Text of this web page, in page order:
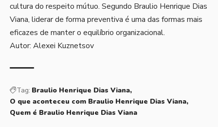
cultura do respeito mútuo. Segundo Braulio Henrique Dias
Viana, liderar de forma preventiva é uma das formas mais
eficazes de manter o equilíbrio organizacional.
Autor: Alexei Kuznetsov
Tag: Braulio Henrique Dias Viana
O que aconteceu com Braulio Henrique Dias Viana
Quem é Braulio Henrique Dias Viana